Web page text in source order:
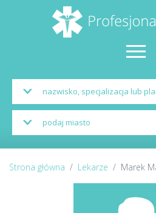
Strona główna Lekarze Marek